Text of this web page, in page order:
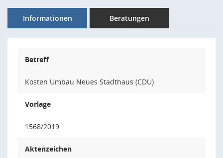
Informationen Beratungen
Betreff
Kosten Umbau Neues Stadthaus (CDU)
Vorlage
1568/2019
Aktenzeichen